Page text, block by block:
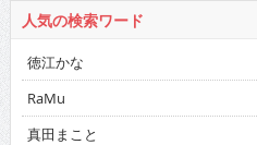
人気の検索ワード
徳江かな
RaMu
真田まこと